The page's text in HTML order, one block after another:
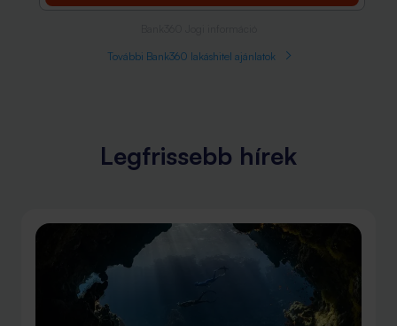
További Bank360 lakáshitel ajánlatok
Legfrissebb hírek